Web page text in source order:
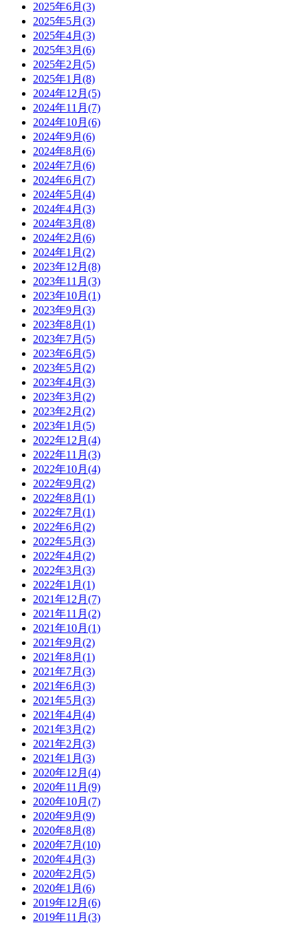
2025年6月(3)
2025年5月(3)
2025年4月(3)
2025年3月(6)
2025年2月(5)
2025年1月(8)
2024年12月(5)
2024年11月(7)
2024年10月(6)
2024年9月(6)
2024年8月(6)
2024年7月(6)
2024年6月(7)
2024年5月(4)
2024年4月(3)
2024年3月(8)
2024年2月(6)
2024年1月(2)
2023年12月(8)
2023年11月(3)
2023年10月(1)
2023年9月(3)
2023年8月(1)
2023年7月(5)
2023年6月(5)
2023年5月(2)
2023年4月(3)
2023年3月(2)
2023年2月(2)
2023年1月(5)
2022年12月(4)
2022年11月(3)
2022年10月(4)
2022年9月(2)
2022年8月(1)
2022年7月(1)
2022年6月(2)
2022年5月(3)
2022年4月(2)
2022年3月(3)
2022年1月(1)
2021年12月(7)
2021年11月(2)
2021年10月(1)
2021年9月(2)
2021年8月(1)
2021年7月(3)
2021年6月(3)
2021年5月(3)
2021年4月(4)
2021年3月(2)
2021年2月(3)
2021年1月(3)
2020年12月(4)
2020年11月(9)
2020年10月(7)
2020年9月(9)
2020年8月(8)
2020年7月(10)
2020年4月(3)
2020年2月(5)
2020年1月(6)
2019年12月(6)
2019年11月(3)